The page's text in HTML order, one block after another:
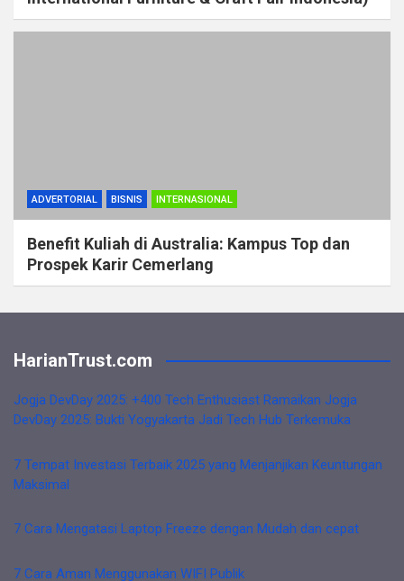
ADVERTORIAL BISNIS INTERNASIONAL
Benefit Kuliah di Australia: Kampus Top dan
Prospek Karir Cemerlang
HarianTrust.com
Jogja DevDay 2025: +400 Tech Enthusiast Ramaikan Jogja
DevDay 2025: Bukti Yogyakarta Jadi Tech Hub Terkemuka
7 Tempat Investasi Terbaik 2025 yang Menjanjikan Keuntungan
Maksimal
7 Cara Mengatasi Laptop Freeze dengan Mudah dan cepat
7 Cara Aman Menggunakan WIFI Publik